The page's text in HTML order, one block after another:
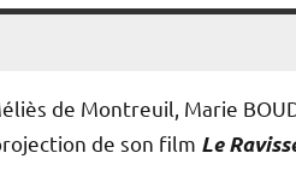
de Montreuil, Marie
de son film Le